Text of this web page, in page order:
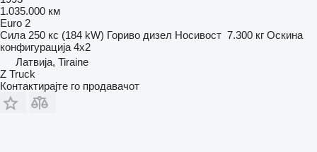
1.035.000 км
Euro 2
Сила 250 кс (184 kW) Гориво дизел Носивост 7.300 кг Оскина
конфигурација 4x2
Латвија, Tiraine
Z Truck
Контактирајте го продавачот